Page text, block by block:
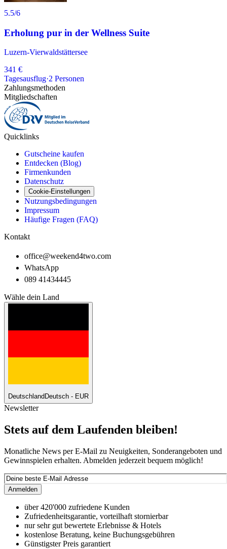
5.5/6
Erholung pur in der Wellness Suite
Luzern-Vierwaldstättersee
341 €
Tagesausflug·2 Personen
Zahlungsmethoden
Mitgliedschaften
Quicklinks
Gutscheine kaufen
Entdecken (Blog)
Firmenkunden
Datenschutz
Cookie-Einstellungen
Nutzungsbedingungen
Impressum
Häufige Fragen (FAQ)
Kontakt
office@weekend4two.com
WhatsApp
089 41434445
Wähle dein Land
Deutschland Deutsch - EUR
Newsletter
Stets auf dem Laufenden bleiben!
Monatliche News per E-Mail zu Neuigkeiten, Sonderangeboten und
Gewinnspielen erhalten. Abmelden jederzeit bequem möglich!
Anmelden
über 420'000 zufriedene Kunden
Zufriedenheitsgarantie, vorteilhaft stornierbar
nur sehr gut bewertete Erlebnisse & Hotels
kostenlose Beratung, keine Buchungsgebühren
Günstigster Preis garantiert